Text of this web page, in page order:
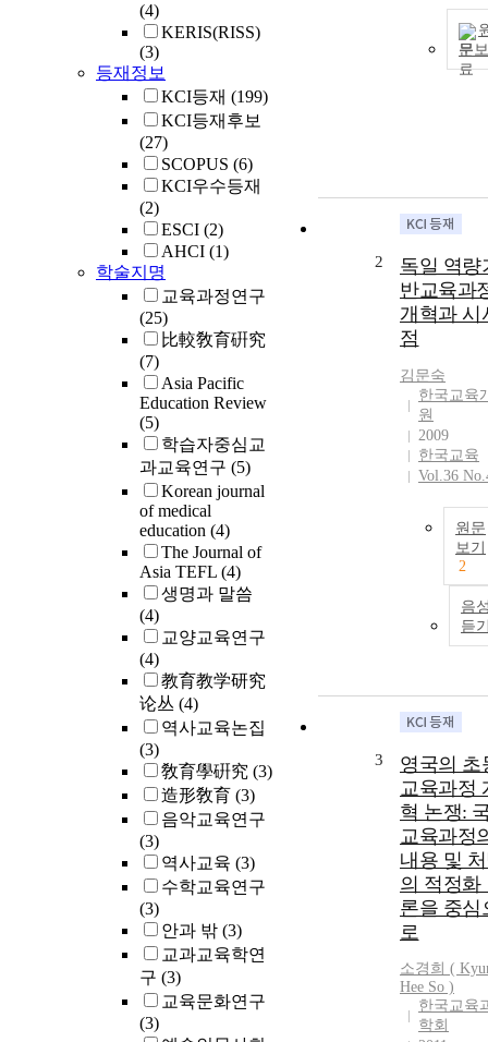
(4)
KERIS(RISS)
(3)
등재정보
KCI등재 (199)
KCI등재후보
(27)
SCOPUS (6)
KCI우수등재
(2)
ESCI (2)
AHCI (1)
학술지명
교육과정연구
(25)
比較敎育硏究
(7)
Asia Pacific
Education Review
(5)
학습자중심교
과교육연구 (5)
Korean journal
of medical
education (4)
The Journal of
Asia TEFL (4)
생명과 말씀
(4)
교양교육연구
(4)
教育教学研究
论丛 (4)
역사교육논집
(3)
敎育學硏究 (3)
造形敎育 (3)
음악교육연구
(3)
역사교육 (3)
수학교육연구
(3)
안과 밖 (3)
교과교육학연
구 (3)
교육문화연구
(3)
문
2
독일 역량
반교육과
개혁과 시
점
김문숙
한국교육
원
2009
한국교육
Vol.36
원문
보기
2
음
듣
3
영국의 초
교육과정
혁 논쟁:
교육과정
내용 및
의 적정화
론을 중심
로
소경희 (
Hee So )
한국교육
학회